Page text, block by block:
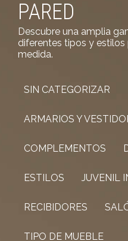
PARED
Descubre una amplia
diferentes tipos y estilos
medida.
SIN CATEGORIZAR
ARMARIOS Y
COMPLEMENTOS
ESTILOS JUVENIL
RECIBIDORES
TIPO DE MUEBLE